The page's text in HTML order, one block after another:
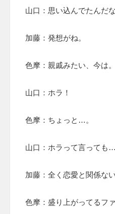
山口：思い込んでたんだな
加藤：発想がね。
色摩：親戚みたい、今は。
山口：ホラ！
色摩：ちょっと…。
山口：ホラって言っても…
加藤：全く恋愛と関係な
色摩：盛り上がってるフ